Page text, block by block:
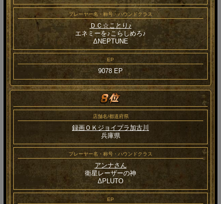
プレーヤー名・称号・ハウンドクラス
ＤＣ☆ことり♪
エネミーを♪こらしめろ♪
ΔNEPTUNE
EP
9078 EP
店舗名/都道府県
録画ＯＫジョイプラ加古川
兵庫県
プレーヤー名・称号・ハウンドクラス
アンナさん
衛星レーザーの神
ΔPLUTO
EP